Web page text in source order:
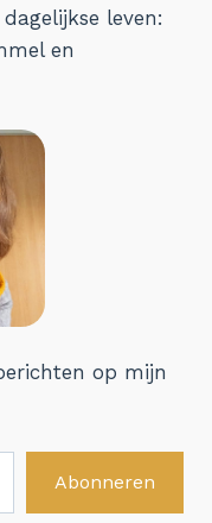
leven:
en
op mijn
Abonneren